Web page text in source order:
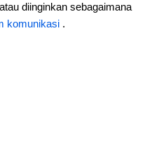
diinginkan sebagaimana
komunikasi .